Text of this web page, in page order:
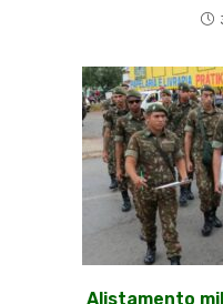
Alistamento